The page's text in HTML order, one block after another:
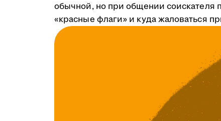
обычной, но при общении соискателя
«красные флаги» и куда жаловаться